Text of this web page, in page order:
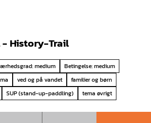
History-Trail
medium
Betingelse: medium
ved og på vandet
familier og børn
SUP (stand-up-paddling) tema øvrigt